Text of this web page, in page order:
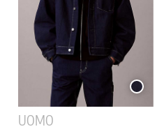
SCURO
UOMO